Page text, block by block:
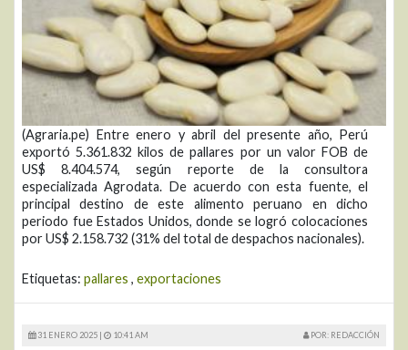
(Agraria.pe) Entre enero y abril del presente año, Perú
exportó 5.361.832 kilos de pallares por un valor FOB de
US$ 8.404.574, según reporte de la consultora
especializada Agrodata. De acuerdo con esta fuente, el
principal destino de este alimento peruano en dicho
periodo fue Estados Unidos, donde se logró colocaciones
por US$ 2.158.732 (31% del total de despachos nacionales).
Etiquetas: pallares , exportaciones
31 ENERO 2025 | 10:41 AM POR: REDACCIÓN